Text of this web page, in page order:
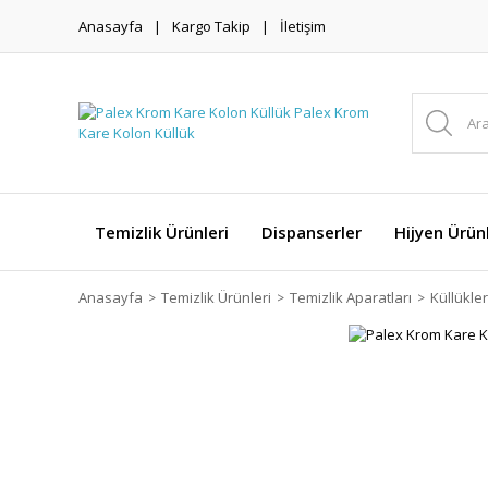
Anasayfa Kargo Takip İletişim
Temizlik Ürünleri Dispanserler Hijyen
Anasayfa Temizlik Ürünleri Temizlik Aparatları Küllükler